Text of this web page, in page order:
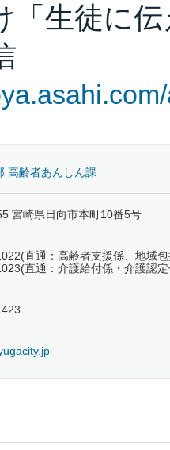
「生徒に
高齢者あんしん課
宮崎県日向市本町10番5号
直通：高齢者支援係、地域
直通：介護給付係・介護認